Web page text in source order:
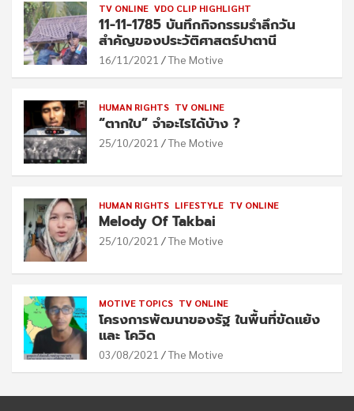
TV ONLINE VDO CLIP HIGHLIGHT
11-11-1785 บันทึกกิจกรรมรำลึกวัน
สำคัญของประวัติศาสตร์ปาตานี
16/11/2021 The Motive
HUMAN RIGHTS TV ONLINE
“ตากใบ” จำอะไรได้บ้าง ?
25/10/2021 The Motive
HUMAN RIGHTS LIFESTYLE TV ONLINE
Melody Of Takbai
25/10/2021 The Motive
MOTIVE TOPICS TV ONLINE
โครงการพัฒนาของรัฐ ในพื้นที่ขัดแย้ง
และ โควิด
03/08/2021 The Motive